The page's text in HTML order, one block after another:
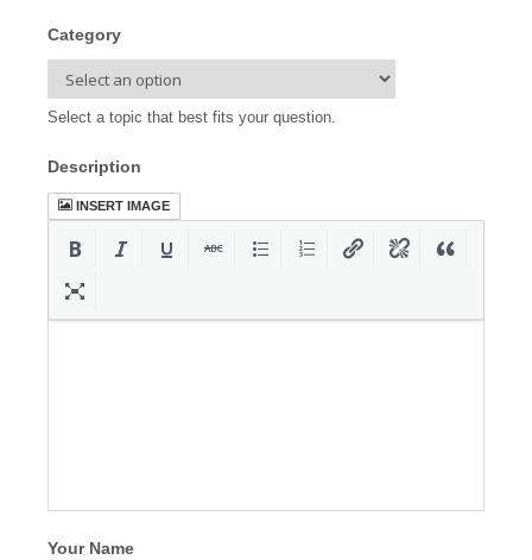
Category
Select a topic that best fits your question.
Description
INSERT IMAGE
Your Name